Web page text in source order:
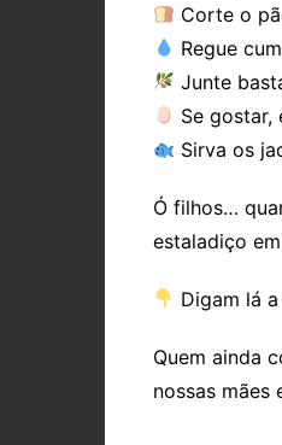
Corte o
Regue
Junte
Se gostar,
Sirva os
Ó filhos…
estaladiço
Digam lá
Quem ainda
nossas mães